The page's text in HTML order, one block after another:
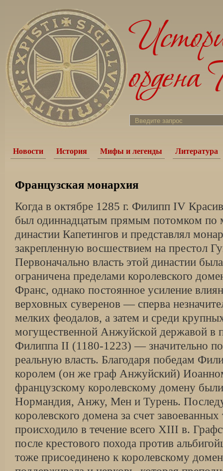
Новости История Мифы и легенды Литература
Французская монархия
Когда в октябре 1285 г. Филипп IV
был одиннадцатым прямым потомком по
династии Капетингов и представлял
закрепленную восшествием на престол
Первоначально власть этой династии
ограничена пределами королевского
Франс, однако постоянное усиление
верховных суверенов — сперва
мелких феодалов, а затем и среди
могущественной Анжуйской державой в
Филиппа II (1180-1223) — значительно
реальную власть. Благодаря победам
королем (он же граф Анжуйский)
французскому королевскому домену
Нормандия, Анжу, Мен и Турень.
королевского домена за счет
происходило в течение всего XIII в.
после крестового похода против
тоже присоединено к королевскому